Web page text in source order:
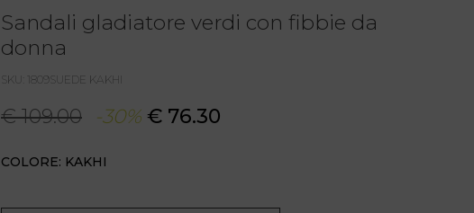
Sandali gladiatore verdi con fibbie da
donna
SKU: 1809SUEDE KAKHI
€ 109.00 -30% € 76.30
COLORE: KAKHI